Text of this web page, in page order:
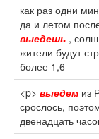
как раз одни
да и летом
выедешь ,
жители будут
более 1,6
<p> выедем из
срослось,
двенадцать